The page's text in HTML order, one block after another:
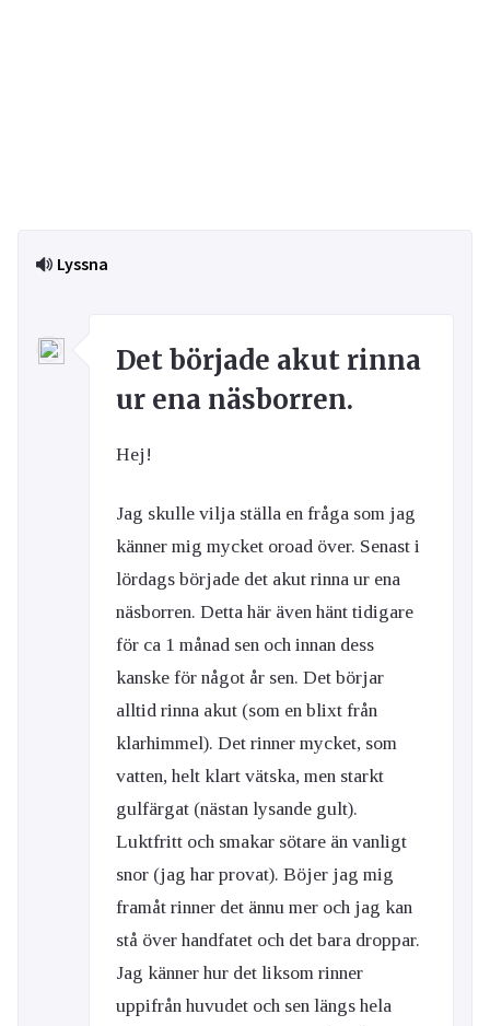
Lyssna
Det började akut rinna
ur ena näsborren.
Hej!
Jag skulle vilja ställa en fråga som jag
känner mig mycket oroad över. Senast i
lördags började det akut rinna ur ena
näsborren. Detta här även hänt tidigare
för ca 1 månad sen och innan dess
kanske för något år sen. Det börjar
alltid rinna akut (som en blixt från
klarhimmel). Det rinner mycket, som
vatten, helt klart vätska, men starkt
gulfärgat (nästan lysande gult).
Luktfritt och smakar sötare än vanligt
snor (jag har provat). Böjer jag mig
framåt rinner det ännu mer och jag kan
stå över handfatet och det bara droppar.
Jag känner hur det liksom rinner
uppifrån huvudet och sen längs hela